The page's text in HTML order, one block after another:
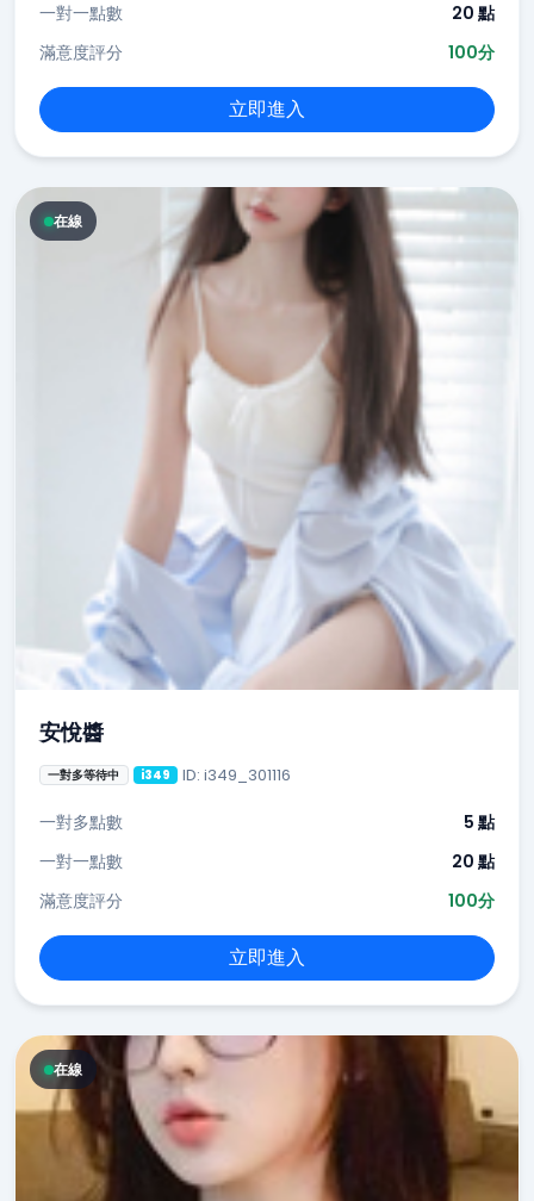
一對一點數
20 點
滿意度評分
100分
立即進入
在線
安悅醬
一對多等待中 i349 ID: i349_301116
一對多點數
5 點
一對一點數
20 點
滿意度評分
100分
立即進入
在線